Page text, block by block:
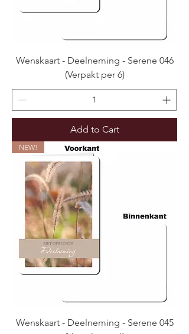
Wenskaart - Deelneming - Serene 046
(Verpakt per 6)
Add to Cart
NEW!
Wenskaart - Deelneming - Serene 045